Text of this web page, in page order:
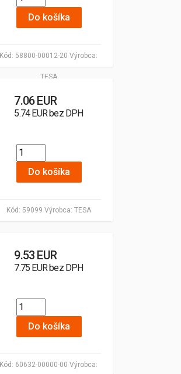
Kód: 58800-00012-20 Výrobca:
TESA
Do košíka
Kód: 59099 Výrobca: TESA
7.06 EUR
5.74 EUR bez DPH
Do košíka
Kód: 60632-00000-00 Výrobca:
9.53 EUR
7.75 EUR bez DPH
Do košíka